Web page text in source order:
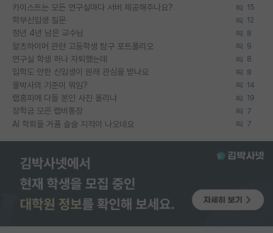
카이스트는 모든 연구실마다 서버 제공해주나요? 15
학부신입생 질문 12
정년 4년 남은 교수님 8
알츠하이머 관련 고등학생 탐구 포트폴리오 9
연구실 학생 하나 자퇴했는데 8
입학도 안한 신입생이 원래 관심을 받나요 8
물박사의 기준이 뭐임? 14
랩홈피에 다들 본인 사진 올리냐 19
장학금 모은 랩비통장 7
AI 학회들 거품 슬슬 지적이 나오네요 7